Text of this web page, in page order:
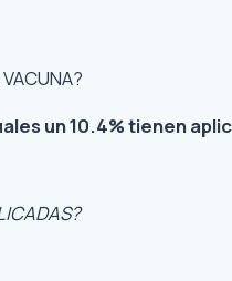
un 10.4% tienen